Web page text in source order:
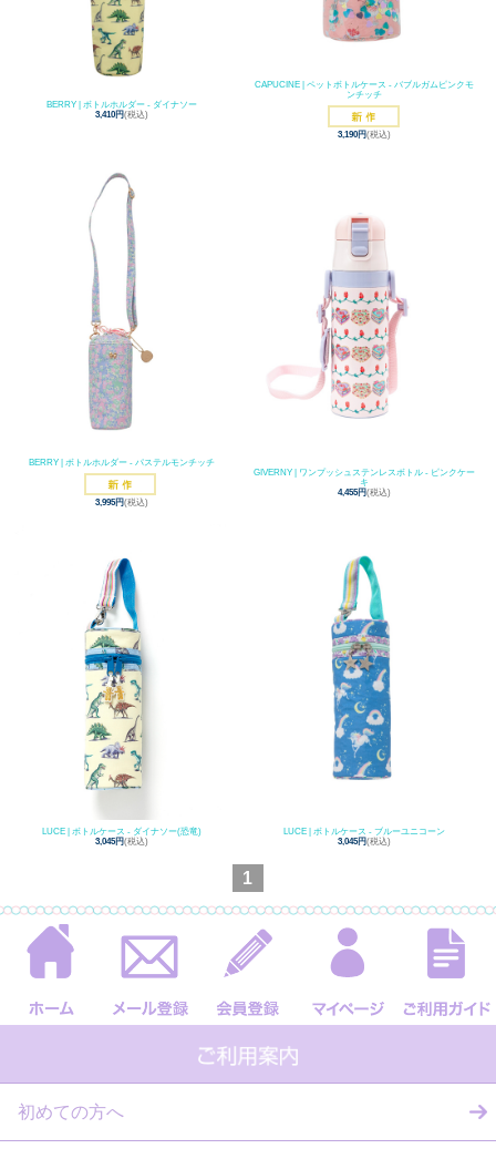
BERRY | ボトルホルダー - ダイナソー
3,410円(税込)
CAPUCINE | ペットボトルケース - バブルガムピンクモ
ンチッチ
3,190円(税込)
BERRY | ボトルホルダー - パステルモンチッチ
3,995円(税込)
GIVERNY | ワンプッシュステンレスボトル - ピンクケー
キ
4,455円(税込)
LUCE | ボトルケース - ダイナソー(恐竜)
3,045円(税込)
LUCE | ボトルケース - ブルーユニコーン
3,045円(税込)
1
初めての方へ